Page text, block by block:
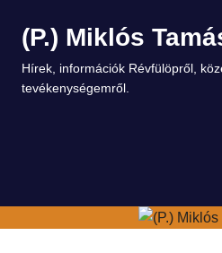
content
(P.) Miklós
Hírek, információk Révfülöpről,
tevékenységemről.